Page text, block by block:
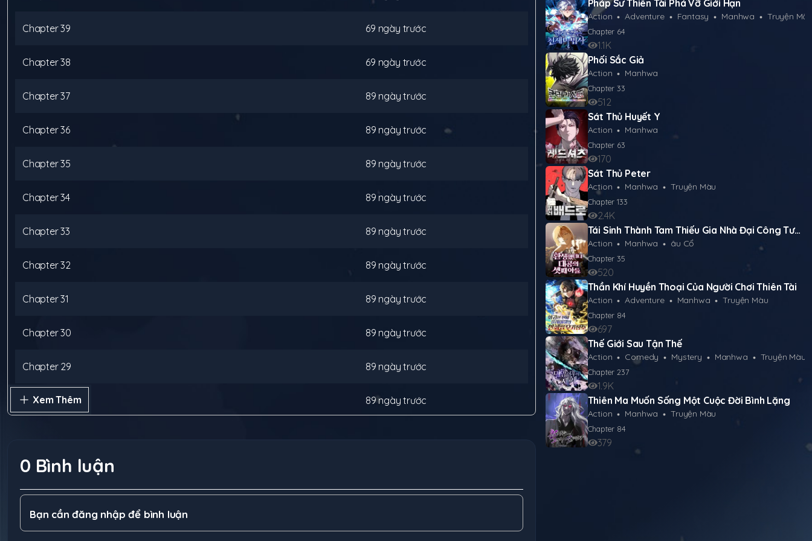
Xem Thêm
Chapter39 69 ngày trước
Chapter38 69 ngày trước
Chapter37 89 ngày trước
Chapter36 89 ngày trước
Chapter35 89 ngày trước
Chapter34 89 ngày trước
Chapter33 89 ngày trước
Chapter32 89 ngày trước
Chapter31 89 ngày trước
Chapter30 89 ngày trước
Chapter 29 89 ngày trước
Chapter28 89 ngày trước
Chapter 26
0 Bình luận
Bạn cần đăng nhập để bình luận
Pháp Sư Thiên Tài Phá Vỡ Giới Hạn
Action Adventure Fantasy Manhwa Truyện
Chapter 64
1.1K
Phối Sắc Giả
Action Manhwa
Chapter33
512
Sát Thủ Huyết Y
Action Manhwa
Chapter 63
170
Sát Thủ Peter
Action Manhwa Truyện Màu
Chapter133
2.4K
Tái Sinh Thành Tam Thiếu Gia Nhà Đại Công Tước
Action Manhwa âu Cổ
Chapter35
520
Thần Khí Huyền Thoại Của Người Chơi Thiên Tài
Action Adventure Manhwa Truyện Màu
Chapter 84
697
Thế Giới Sau Tận Thế
Action Comedy Mystery Manhwa Truyện Màu
Chapter237
1.9K
Thiên Ma Muốn Sống Một Cuộc Đời Bình Lặng
Action Manhwa Truyện Màu
Chapter 84
379